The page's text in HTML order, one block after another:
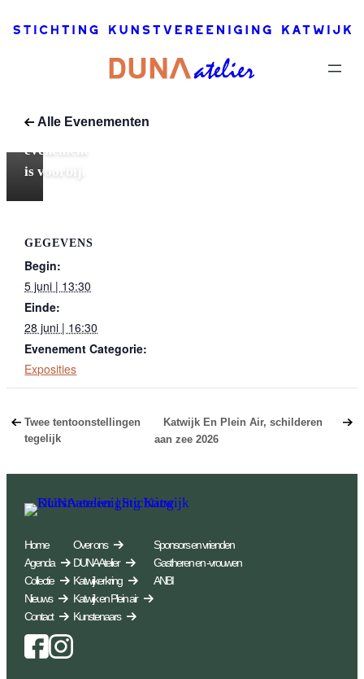
Alle Evenementen
Dit
evenement
is voorbij.
GEGEVENS
Begin:
5 juni | 13:30
Einde:
28 juni | 16:30
Evenement Categorie:
Exposities
Twee tentoonstellingen
tegelijk
Katwijk En Plein Air, schilderen
aan zee 2026
Home
Agenda
Collectie
Nieuws
Contact
Facebook Instagram
Over ons
DUNA Atelier
Katwijkerkring
Katwijk en Plein air
Kunstenaars
Sponsors en vrienden
Gastheren en -vrouwen
ANBI